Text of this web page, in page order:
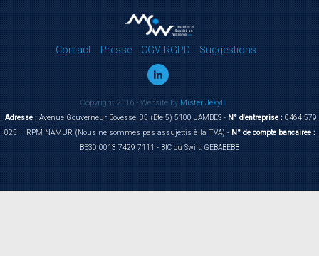
Contact Presse CGV-RGPD Suggestions
Copyright 2016 - Website byMister Jekyll
Adresse :Avenue Gouverneur Bovesse, 35 (Bte 5) 5100 JAMBES -N° d'entreprise :0464 579
025 – RPM NAMUR (Nous ne sommes pas assujettis à la TVA) -N° de compte bancairee :
BE30 0013 7429 7111 - BIC ou Swift: GEBABEBB